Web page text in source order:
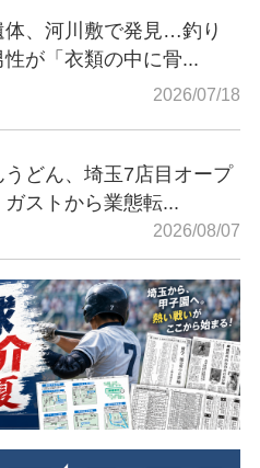
体、河川敷で発見…釣り
性が「衣類の中に骨...
2026/07/18
うどん、埼玉7店目オープ
ストから業態転...
2026/08/07